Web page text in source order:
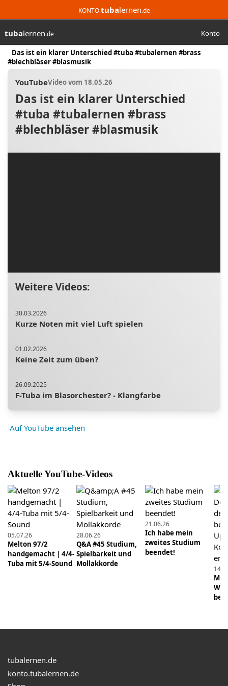
KONTO.tubalernen.de
tubalernen.de Suchen
Konto
Start
Das ist ein klarer Unterschied #tuba #tubalernen #brass
#blechbläser #blasmusik
YouTubeVideo vom 18.05.26
Das ist ein klarer Unterschied
#tuba #tubalernen #brass
#blechbläser #blasmusik
Weitere Videos:
30.03.2026
Kurze Noten mit viel Luft spielen
01.02.2026
Keine Zeit zum üben?
26.09.2025
F-Tuba im Blasorchester? - Klangfarbe
Teile austauschen. #tuba #tubalernen #brass
Buchvorstellung: "Tuba: Eine praktische Anleitung
für den Jazzneuling" von Norbert Weigand
19.12.2024
Was braucht mehr Pflege? Pump- oder
Drehventile? #tuba #tubalernen #musik
#blasmusik #brass
#tuba #tubalernen #musik #trompete #blasmusik
Detailwissen Mundstück: Teil 2 - Der Kessel
Auf YouTube ansehen
Aktuelle YouTube-Videos
05.07.26
Melton 97/2
handgemacht | 4/4-
Tuba mit 5/4-Sound
28.06.26
Q&A #45 Studium,
Spielbarkeit und
Mollakkorde
21.06.26
Ich habe mein
zweites Studium
beendet!
tubalernen.de
konto.tubalernen.de